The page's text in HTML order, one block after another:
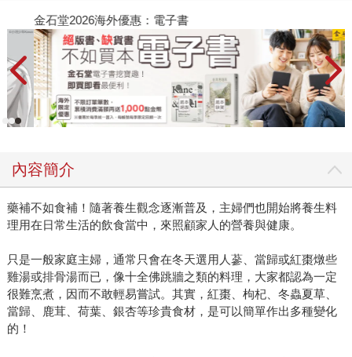
金石堂2026海外優惠：電子書
內容簡介
藥補不如食補！隨著養生觀念逐漸普及，主婦們也開始將養生料
理用在日常生活的飲食當中，來照顧家人的營養與健康。
只是一般家庭主婦，通常只會在冬天選用人蔘、當歸或紅棗燉些
雞湯或排骨湯而已，像十全佛跳牆之類的料理，大家都認為一定
很難烹煮，因而不敢輕易嘗試。其實，紅棗、枸杞、冬蟲夏草、
當歸、鹿茸、荷葉、銀杏等珍貴食材，是可以簡單作出多種變化
的！